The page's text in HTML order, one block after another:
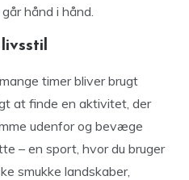
hånd i hånd.
timer bliver brugt
at finde en aktivitet, der
udenfor og bevæge
– en sport, hvor du bruger
smukke landskaber,